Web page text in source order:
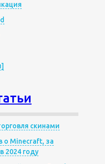
скинами
о Minecraft, за
2024 году